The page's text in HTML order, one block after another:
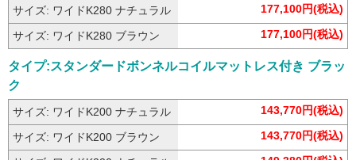
サイズ: ワイドK260(SD+D) ブ
ラウン
168,740円(税込)
サイズ: ワイドK280 ナチュラル 177,100円(税込)
サイズ: ワイドK280 ブラウン 177,100円(税込)
タイプ:スタンダードボンネルコイルマットレス付き ブラッ
ク
サイズ: ワイドK200 ナチュラル 143,770円(税込)